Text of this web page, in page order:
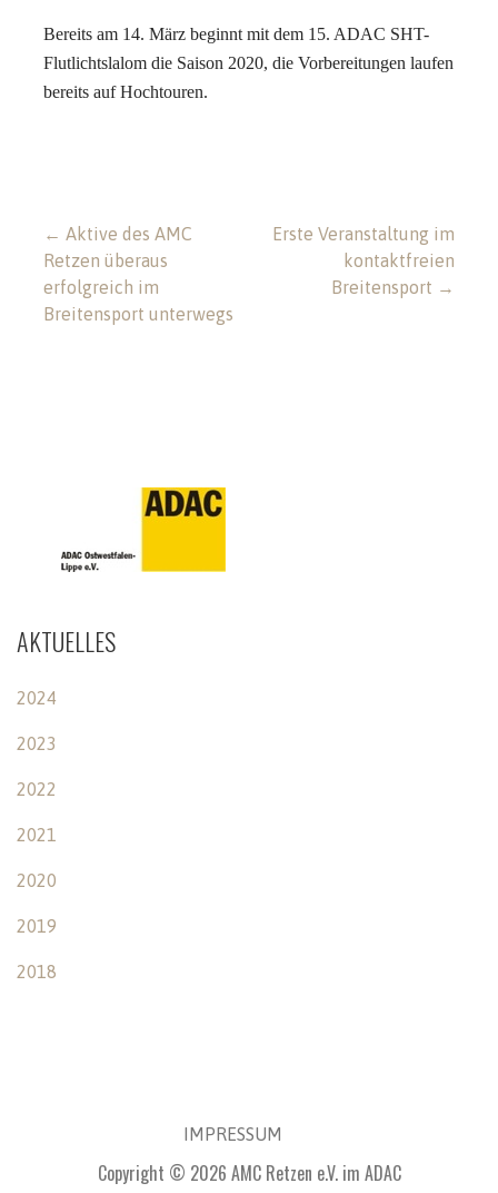
Bereits am 14. März beginnt mit dem 15. ADAC SHT-
Flutlichtslalom die Saison 2020, die Vorbereitungen laufen
bereits auf Hochtouren.
Beitragsnavigation
← Aktive des AMC
Retzen überaus
erfolgreich im
Breitensport unterwegs
Erste Veranstaltung im
kontaktfreien
Breitensport →
AKTUELLES
2024
2023
2022
2021
2020
2019
2018
IMPRESSUM
Copyright © 2026 AMC Retzen e.V. im ADAC